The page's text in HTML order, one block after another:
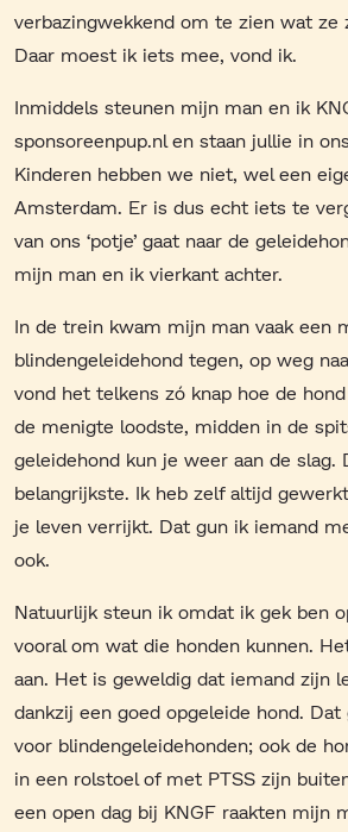
verbazingwekkend om te zien wat ze
Daar moest ik iets mee, vond ik.
Inmiddels steunen mijn man en ik
sponsoreenpup.nl en staan jullie in
Kinderen hebben we niet, wel een
Amsterdam. Er is dus echt iets te
van ons ‘potje’ gaat naar de
mijn man en ik vierkant achter.
In de trein kwam mijn man vaak een
blindengeleidehond tegen, op weg
vond het telkens zó knap hoe de
de menigte loodste, midden in de
geleidehond kun je weer aan de slag.
belangrijkste. Ik heb zelf altijd
je leven verrijkt. Dat gun ik iemand
ook.
Natuurlijk steun ik omdat ik gek ben
vooral om wat die honden kunnen.
aan. Het is geweldig dat iemand zijn
dankzij een goed opgeleide hond.
voor blindengeleidehonden; ook de
in een rolstoel of met PTSS zijn
een open dag bij KNGF raakten mijn